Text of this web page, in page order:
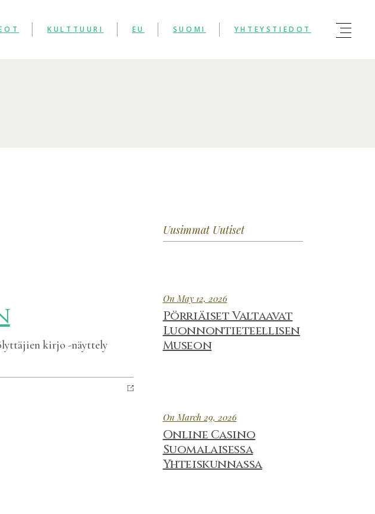
KULTTUURI EU SUOMI YHTEYSTIEDOT
kirjo -näyttely
Uusimmat Uutiset
On May 12, 2026
Pörriäiset Valtaavat
Luonnontieteellisen
Museon
On March 29, 2026
Online Casino
Suomalaisessa
Yhteiskunnassa